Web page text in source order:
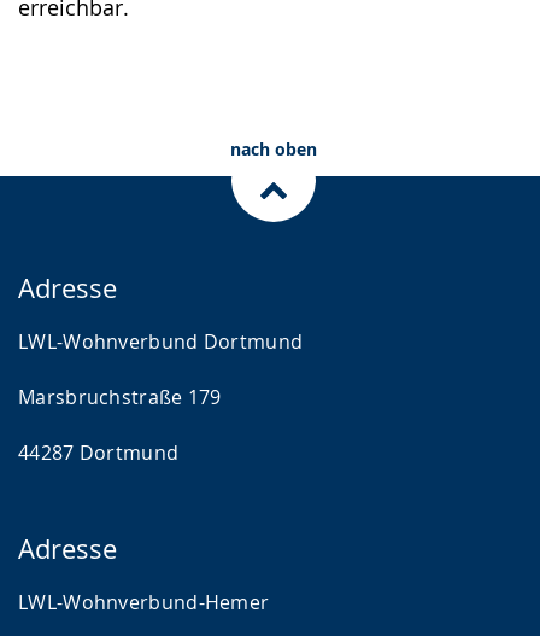
erreichbar.
nach oben
Adresse
LWL-Wohnverbund Dortmund
Marsbruchstraße 179
44287 Dortmund
Adresse
LWL-Wohnverbund-Hemer